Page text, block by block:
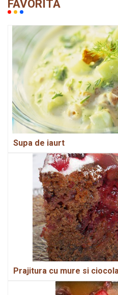
FAVORITA
Supa de iaurt
Prajitura cu mure si